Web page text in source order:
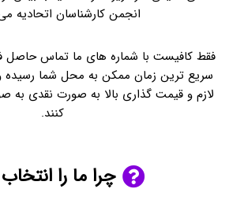
انجمن کارشناسان اتحادیه
فقط کافیست با شماره های ما تماس حاصل
سریع ترین زمان ممکن به محل شما رسیده
لازم و قیمت گذاری بالا به صورت نقدی به
کنند.
چرا ما را